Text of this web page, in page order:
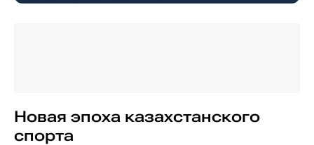
Новая эпоха казахстанского
спорта